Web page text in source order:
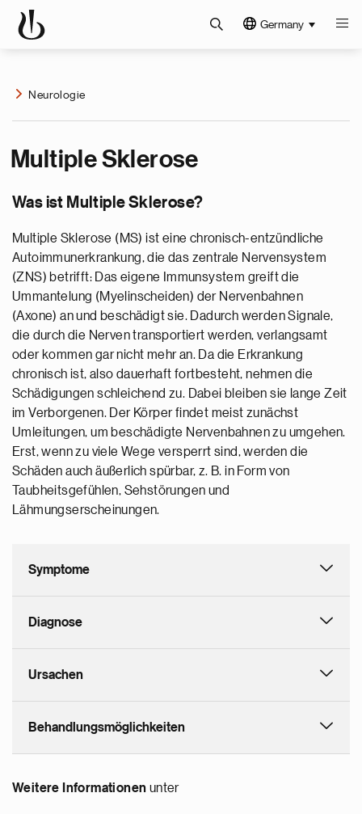
Germany
Neurologie
Multiple Sklerose
Was ist Multiple Sklerose?
Multiple Sklerose (MS) ist eine chronisch-entzündliche
Autoimmunerkrankung, die das zentrale Nervensystem
(ZNS) betrifft: Das eigene Immunsystem greift die
Ummantelung (Myelinscheiden) der Nervenbahnen
(Axone) an und beschädigt sie. Dadurch werden Signale,
die durch die Nerven transportiert werden, verlangsamt
oder kommen gar nicht mehr an. Da die Erkrankung
chronisch ist, also dauerhaft fortbesteht, nehmen die
Schädigungen schleichend zu. Dabei bleiben sie lange Zeit
im Verborgenen. Der Körper findet meist zunächst
Umleitungen, um beschädigte Nervenbahnen zu umgehen.
Erst, wenn zu viele Wege versperrt sind, werden die
Schäden auch äußerlich spürbar, z. B. in Form von
Taubheitsgefühlen, Sehstörungen und
Lähmungserscheinungen.
Symptome
Diagnose
Ursachen
Behandlungsmöglichkeiten
Weitere Informationen unter